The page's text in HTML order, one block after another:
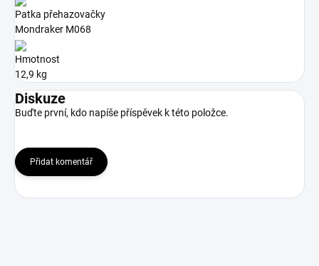
Patka přehazovačky
Mondraker M068
Hmotnost
12,9 kg
Diskuze
Buďte první, kdo napíše příspěvek k této položce.
Přidat komentář